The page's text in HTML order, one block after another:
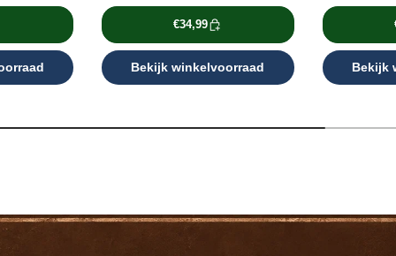
€34,99
Bekijk winkelvoorraad Bekijk